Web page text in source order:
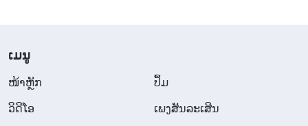
​ເມ​ນູ
​ໜ້າຫຼັກ
ປຶ້ມ
ວິ​ດີ​ໂອ
ເພງສັນລະເສີນ